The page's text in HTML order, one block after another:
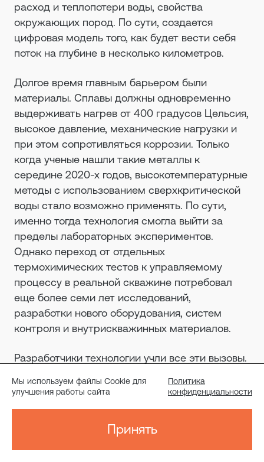
расход и теплопотери воды, свойства
окружающих пород. По сути, создается
цифровая модель того, как будет вести себя
поток на глубине в несколько километров.
Долгое время главным барьером были
материалы. Сплавы должны одновременно
выдерживать нагрев от 400 градусов Цельсия,
высокое давление, механические нагрузки и
при этом сопротивляться коррозии. Только
когда ученые нашли такие металлы к
середине 2020-х годов, высокотемпературные
методы с использованием сверхкритической
воды стало возможно применять. По сути,
именно тогда технология смогла выйти за
пределы лабораторных экспериментов.
Однако переход от отдельных
термохимических тестов к управляемому
процессу в реальной скважине потребовал
еще более семи лет исследований,
разработки нового оборудования, систем
контроля и внутрискважинных материалов.
Разработчики технологии учли все эти вызовы.
запатентованная система термохимического
— от керогенсодержащих пород до тяжелой
высоковязкой нефти. Это одна из немногих
Мы используем файлы Cookie для
улучшения работы сайта
Политика
конфиденциальности
Принять